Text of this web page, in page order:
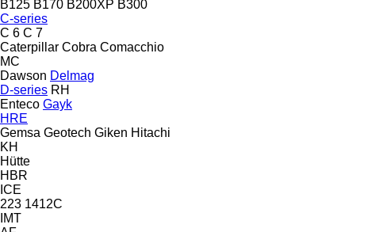
B125 B170 B200XP B300
C-series
C 6 C 7
Caterpillar Cobra Comacchio
MC
Dawson Delmag
D-series RH
Enteco Gayk
HRE
Gemsa Geotech Giken Hitachi
KH
Hütte
HBR
ICE
223 1412C
IMT